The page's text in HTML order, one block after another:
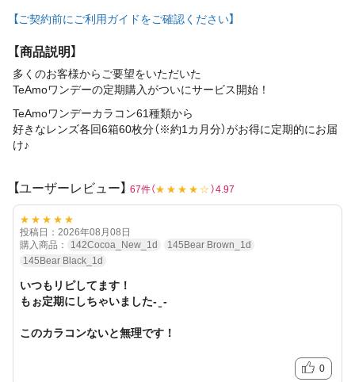
【ご契約前にご利用ガイドをご確認ください】
【商品説明】
多くのお客様からご要望をいただいた
TeAmoワンデーの定期購入がついにサービス開始！
TeAmoワンデーカラコン61種類から
好きなレンズ各回6箱60枚分（※約1カ月分）がお得に定期的にお届
け♪
【ユーザーレビュー】 67件（★★★★☆ ）4.97
★★★★★
投稿日：2026年08月08日
購入商品：
142Cocoa_New_1d
145Bear Brown_1d
145Bear Black_1d
いつもリピしてます！
もぉ定期にしちゃいました- ̫ -
このカラコンないと無理です！
0